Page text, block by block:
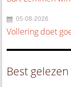
05-08-2026
Vollering doet
Best gelezen